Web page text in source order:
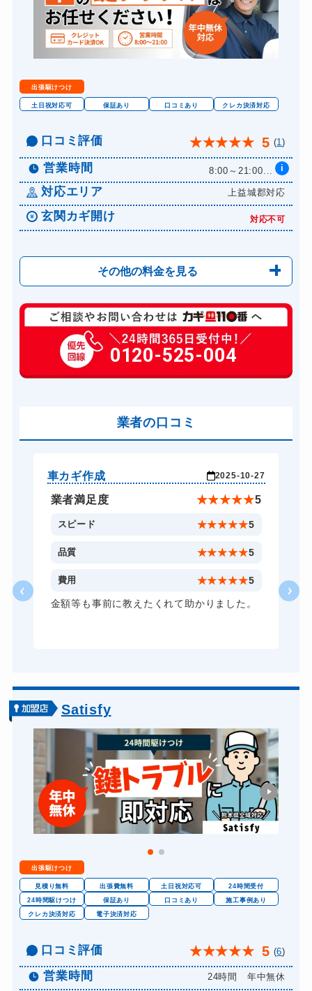
スーツケースカギ作成 8,800円～(税込)
金庫カギ開け 14,300円～(税込)
金庫カギ修理 11,000円～(税込)
金庫カギ交換
ロッカーカギ開け 8,800円～(税込)
出張駆けつけ
土日祝対応可 保証あり 口コミあり クレカ決済対応
口コミ評価 ★★★★★ 5 (1)
営業時間 8:00～21:00... i
対応エリア 上益城郡対応
玄関カギ開け 対応不可
その他の料金を見る
玄関カギ交換 14,300円～(税込)
車カギ開け 13,200円～(税込)
バイクカギ開け 13,200円～(税込)
0120-525-004
業者の口コミ
車カギ作成 2025-10-27
業者満足度 ★★★★★5
スピード ★★★★★5
品質 ★★★★★5
費用 ★★★★★5
金額等も事前に教えたくれて助かりました。
Satisfy
出張駆けつけ
見積り無料 出張費無料 土日祝対応可
24時間受付
24時間駆けつけ
保証あり 口コミあり
施工事例あり
クレカ決済対応
電子決済対応
口コミ評価 ★★★★★ 5 (6)
営業時間 24時間 年中無休